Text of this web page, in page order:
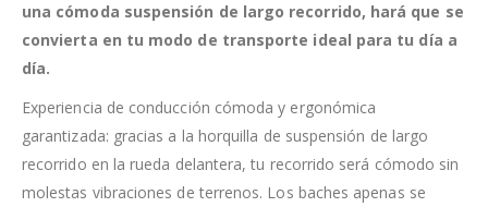
una cómoda suspensión de largo recorrido, hará que se
convierta en tu modo de transporte ideal para tu día a
día.
Experiencia de conducción cómoda y ergonómica
garantizada: gracias a la horquilla de suspensión de largo
recorrido en la rueda delantera, tu recorrido será cómodo sin
molestas vibraciones de terrenos. Los baches apenas se